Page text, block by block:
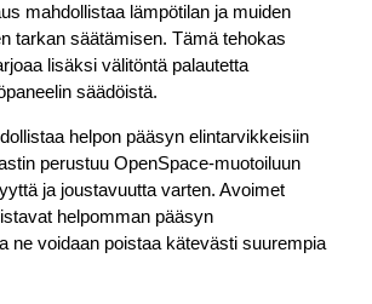
mahdollistaa lämpötilan ja muiden
tarkan säätämisen. Tämä tehokas
lisäksi välitöntä palautetta
säädöistä.
helpon pääsyn elintarvikkeisiin
perustuu OpenSpace-muotoiluun
ja joustavuutta varten. Avoimet
helpomman pääsyn
ne voidaan poistaa kätevästi suurempia